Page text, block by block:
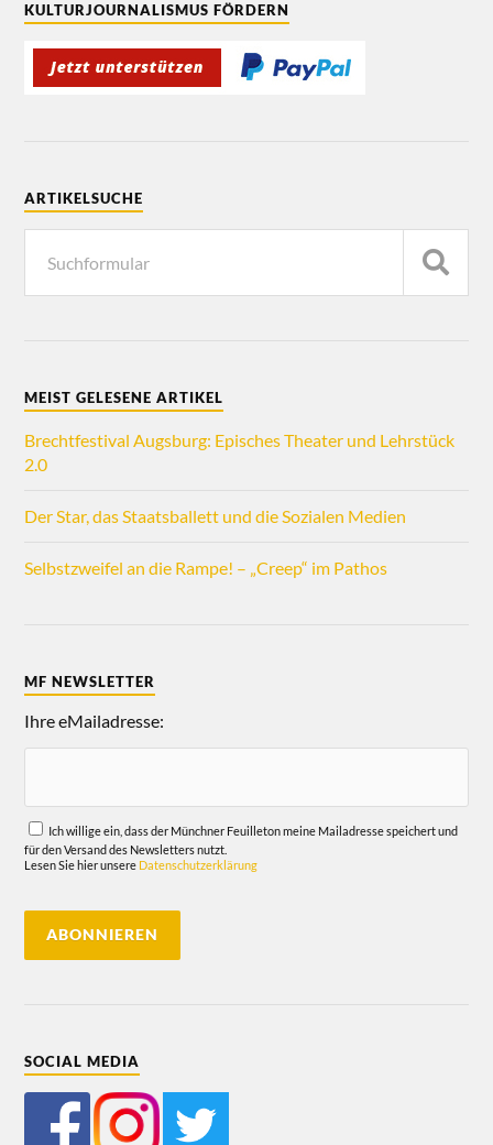
KULTURJOURNALISMUS FÖRDERN
ARTIKELSUCHE
MEIST GELESENE ARTIKEL
Brechtfestival Augsburg: Episches Theater und Lehrstück
2.0
Der Star, das Staatsballett und die Sozialen Medien
Selbstzweifel an die Rampe! – „Creep“ im Pathos
MF NEWSLETTER
Ihre eMailadresse:
Ich willige ein, dass der Münchner Feuilleton meine Mailadresse speichert und
für den Versand des Newsletters nutzt.
Lesen Sie hier unsere Datenschutzerklärung
SOCIAL MEDIA